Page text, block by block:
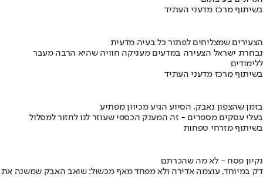
בשיתוף מרכז מדעני העתיד
הצעירים שמצליחים לפתור כל בעיה מדעית
נבחרת ישראל הצעירה במדעים מעניקה חוויה שהיא הרבה מעבר
ללימודים
בשיתוף מרכז מדעני העתיד
בזמן שהצפון נאבק, הסיוע הגיע מכיוון מפתיע
בעלי עסקים מספרים - זה המענק הכספי שעוזר לנו לחזור למסלול
בשיתוף מזרחי טפחות
נקיון פסח - לא מה שהכרתם
דק במיוחד, עוצמה אדירה ולא מפחד מאף מכשול: שואב האבק שמשנה את